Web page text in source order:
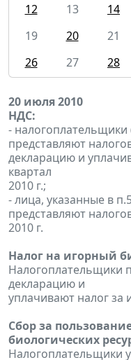
12
13 14
19
20 21
26
27 28
20 июля 2010
НДС:
- налогоплательщики
представляют
декларацию и
квартал
2010 г.;
- лица, указанные в
представляют
2010 г.
Налог на игорный
Налогоплательщики
декларацию и
уплачивают налог за
Сбор за
биологических
Налогоплательщики